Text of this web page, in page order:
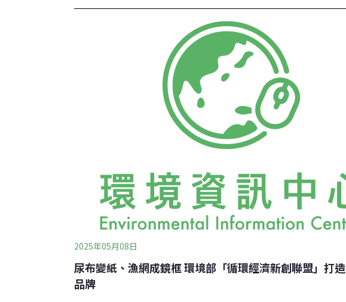
2025年05月08日
尿布變紙、漁網成鏡框 環境部「循環經濟新創聯盟」打
品牌